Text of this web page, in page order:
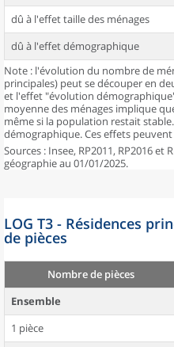
dû à l'effet taille des ménages
dû à l'effet démographique
Note : l'évolution du nombre de
principales) peut se découper en
et l'effet "évolution
moyenne des ménages implique
même si la population restait
démographique. Ces effets
Sources : Insee, RP2011, RP2016
géographie au 01/01/2025.
LOG T3 - Résidences
de pièces
Nombre de pièces
Ensemble
1 pièce